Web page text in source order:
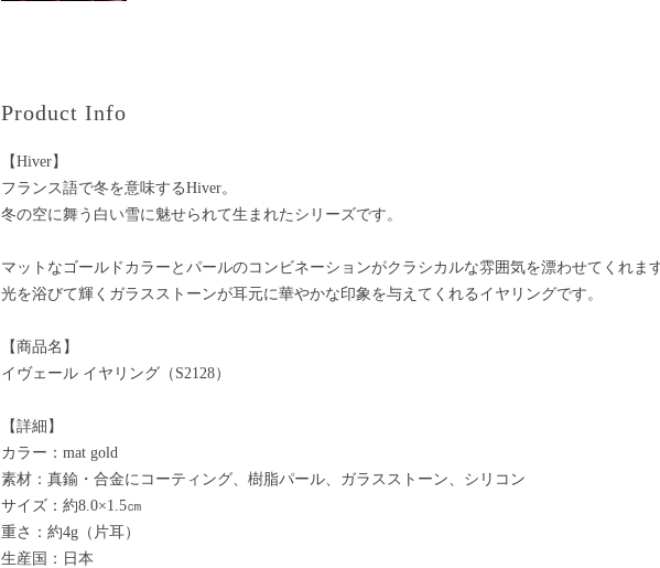
Product Info
【Hiver】
フランス語で冬を意味するHiver。
冬の空に舞う白い雪に魅せられて生まれたシリーズです。
マットなゴールドカラーとパールのコンビネーションがクラシカルな雰囲気を漂わせてくれます
光を浴びて輝くガラスストーンが耳元に華やかな印象を与えてくれるイヤリングです。
【商品名】
イヴェール イヤリング（S2128）
【詳細】
カラー：mat gold
素材：真鍮・合金にコーティング、樹脂パール、ガラスストーン、シリコン
サイズ：約8.0×1.5㎝
重さ：約4g（片耳）
生産国：日本